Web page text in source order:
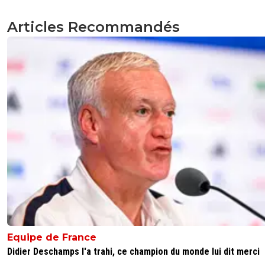
Articles Recommandés
Equipe de France
Didier Deschamps l'a trahi, ce champion du monde lui dit merci